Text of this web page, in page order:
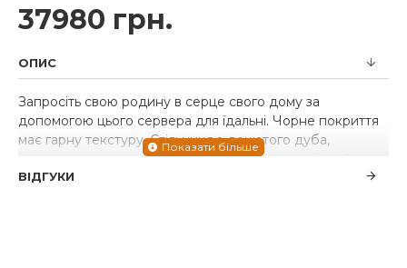
37980 грн.
ОПИС
Запросіть свою родину в серце свого дому за
допомогою цього сервера для їдальні. Чорне покриття
має гарну текстуру. Стільниця з дощатого дуба,
потертого часом, створює унікальний двоколірний
контраст. Чарівний дизайн решітки прикрашає
ВІДГУКИ